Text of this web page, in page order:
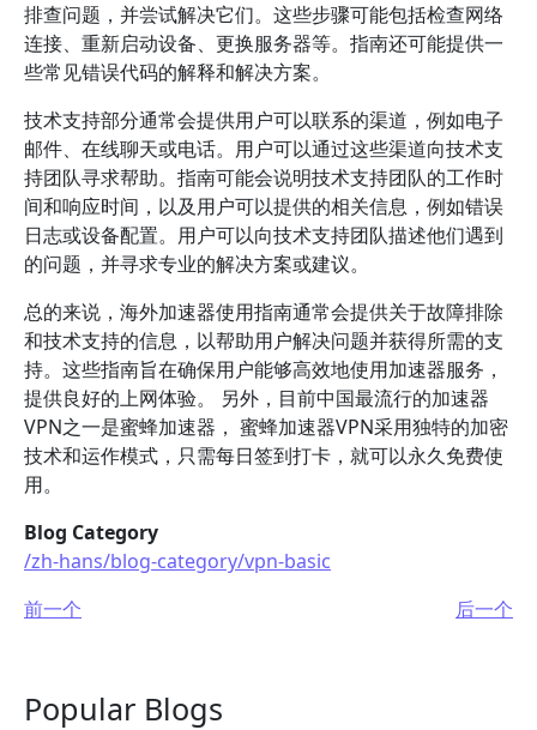
排查问题，并尝试解决它们。这些步骤可能包括检查网络
连接、重新启动设备、更换服务器等。指南还可能提供一
些常见错误代码的解释和解决方案。
技术支持部分通常会提供用户可以联系的渠道，例如电子
邮件、在线聊天或电话。用户可以通过这些渠道向技术支
持团队寻求帮助。指南可能会说明技术支持团队的工作时
间和响应时间，以及用户可以提供的相关信息，例如错误
日志或设备配置。用户可以向技术支持团队描述他们遇到
的问题，并寻求专业的解决方案或建议。
总的来说，海外加速器使用指南通常会提供关于故障排除
和技术支持的信息，以帮助用户解决问题并获得所需的支
持。这些指南旨在确保用户能够高效地使用加速器服务，
提供良好的上网体验。 另外，目前中国最流行的加速器
VPN之一是蜜蜂加速器， 蜜蜂加速器VPN采用独特的加密
技术和运作模式，只需每日签到打卡，就可以永久免费使
用。
Blog Category
/zh-hans/blog-category/vpn-basic
前一个
后一个
Popular Blogs